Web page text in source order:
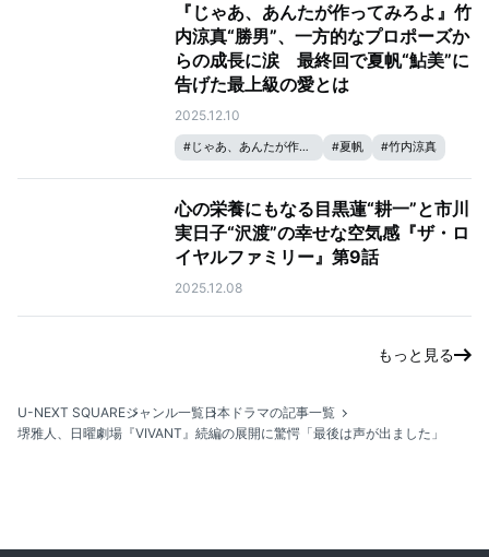
『じゃあ、あんたが作ってみろよ』竹
内涼真“勝男”、一方的なプロポーズか
らの成長に涙 最終回で夏帆“鮎美”に
告げた最上級の愛とは
2025.12.10
#じゃあ、あんたが作ってみろよ #夏帆 #竹内涼真
心の栄養にもなる目黒蓮“耕一”と市川
実日子“沢渡”の幸せな空気感『ザ・ロ
イヤルファミリー』第9話
2025.12.08
もっと見る
U-NEXT SQUAREジャンル一覧日本ドラマの記事一覧
堺雅人、日曜劇場『VIVANT』続編の展開に驚愕「最後は声が出ました」